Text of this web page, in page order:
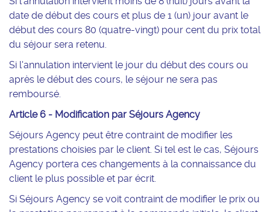
date de début des cours et plus de 1 (un) jour avant le
début des cours 80 (quatre-vingt) pour cent du prix total
du séjour sera retenu.
Si l'annulation intervient le jour du début des cours ou
après le début des cours, le séjour ne sera pas
remboursé.
Article 6 - Modification par Séjours Agency
Séjours Agency peut être contraint de modifier les
prestations choisies par le client. Si tel est le cas, Séjours
Agency portera ces changements à la connaissance du
client le plus possible et par écrit.
Si Séjours Agency se voit contraint de modifier le prix ou